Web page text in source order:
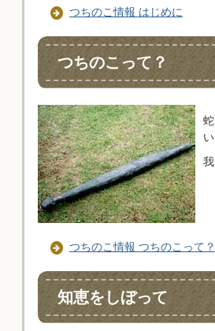
つちのこ情報 はじめに
つちのこって？
い
つちのこ情報 つちのこって？
知恵をしぼって